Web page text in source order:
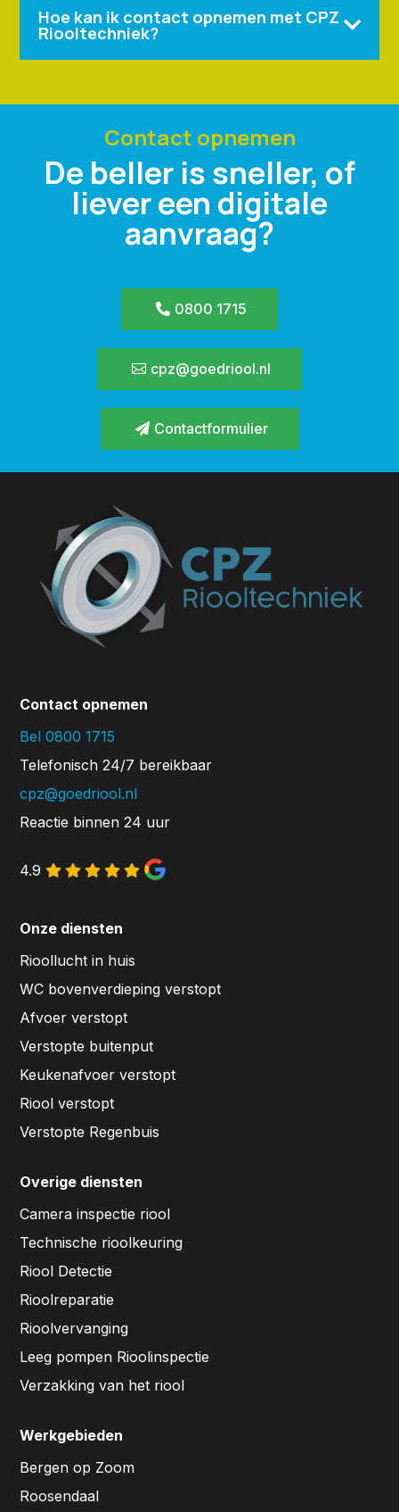
Hoe kan ik contact opnemen met CPZ
Riooltechniek? 
Contact opnemen
De beller is sneller, of
liever een digitale
aanvraag?
0800 1715
cpz@goedriool.nl
Contactformulier
Contact opnemen
Bel 0800 1715
Telefonisch 24/7 bereikbaar
cpz@goedriool.nl
Reactie binnen 24 uur
4.9
Onze diensten
Rioollucht in huis
WC bovenverdieping verstopt
Afvoer verstopt
Verstopte buitenput
Keukenafvoer verstopt
Riool verstopt
Verstopte Regenbuis
Overige diensten
Camera inspectie riool
Technische rioolkeuring
Riool Detectie
Rioolreparatie
Rioolvervanging
Leeg pompen Rioolinspectie
Verzakking van het riool
Werkgebieden
Bergen op Zoom
Roosendaal